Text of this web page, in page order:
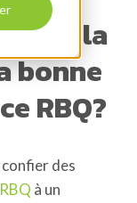
la
bonne
RBQ?
des
RBQ à un